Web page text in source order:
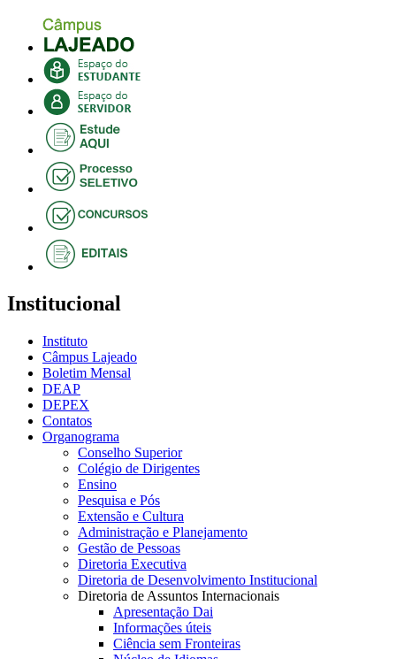
Institucional
Instituto
Câmpus Lajeado
Boletim Mensal
DEAP
DEPEX
Contatos
Organograma
Conselho Superior
Colégio de Dirigentes
Ensino
Pesquisa e Pós
Extensão e Cultura
Administração e Planejamento
Gestão de Pessoas
Diretoria Executiva
Diretoria de Desenvolvimento Institucional
Diretoria de Assuntos Internacionais
Apresentação Dai
Informações úteis
Ciência sem Fronteiras